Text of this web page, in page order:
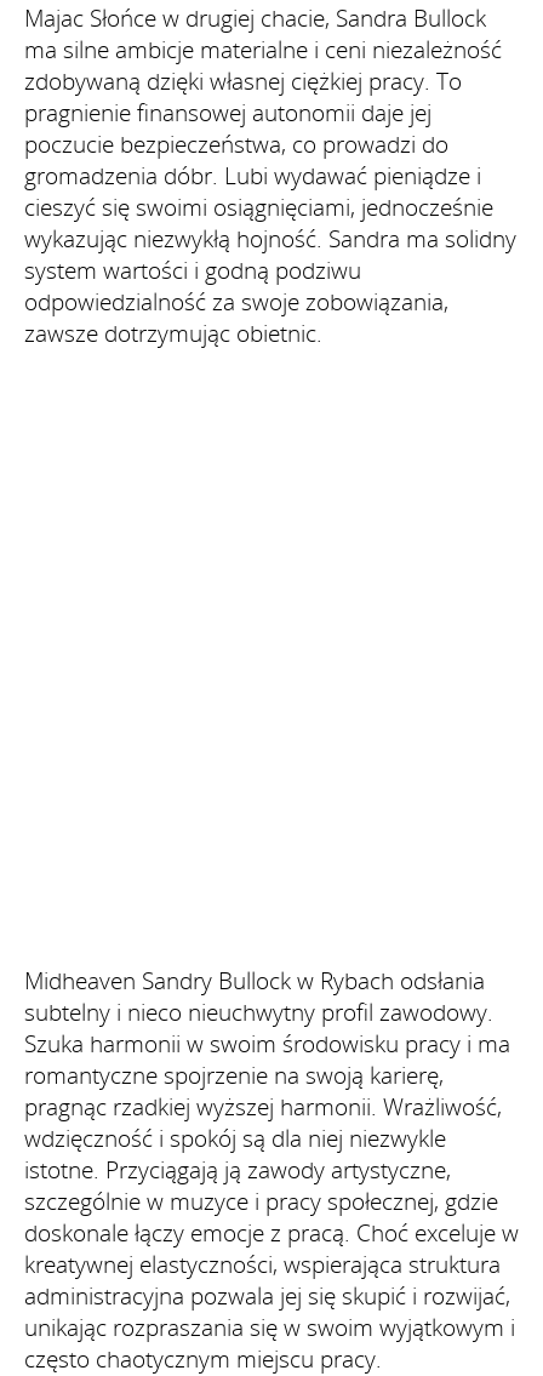
Majac Słońce w drugiej chacie, Sandra Bullock
ma silne ambicje materialne i ceni niezależność
zdobywaną dzięki własnej ciężkiej pracy. To
pragnienie finansowej autonomii daje jej
poczucie bezpieczeństwa, co prowadzi do
gromadzenia dóbr. Lubi wydawać pieniądze i
cieszyć się swoimi osiągnięciami, jednocześnie
wykazując niezwykłą hojność. Sandra ma solidny
system wartości i godną podziwu
odpowiedzialność za swoje zobowiązania,
zawsze dotrzymując obietnic.
Midheaven Sandry Bullock w Rybach odsłania
subtelny i nieco nieuchwytny profil zawodowy.
Szuka harmonii w swoim środowisku pracy i ma
romantyczne spojrzenie na swoją karierę,
pragnąc rzadkiej wyższej harmonii. Wrażliwość,
wdzięczność i spokój są dla niej niezwykle
istotne. Przyciągają ją zawody artystyczne,
szczególnie w muzyce i pracy społecznej, gdzie
doskonale łączy emocje z pracą. Choć exceluje w
kreatywnej elastyczności, wspierająca struktura
administracyjna pozwala jej się skupić i rozwijać,
unikając rozpraszania się w swoim wyjątkowym i
często chaotycznym miejscu pracy.